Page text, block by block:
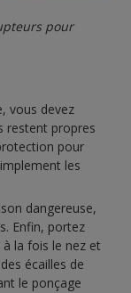
pour
vous devez
restent propres
pour
les
dangereuse,
Enfin, portez
la fois le nez et
écailles de
le ponçage